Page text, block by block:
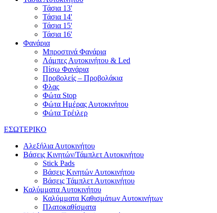
Τάσια 13'
Τάσια 14'
Τάσια 15'
Τάσια 16'
Φανάρια
Μπροστινά Φανάρια
Λάμπες Αυτοκινήτου & Led
Πίσω Φανάρια
Προβολείς – Προβολάκια
Φλας
Φώτα Stop
Φώτα Ημέρας Αυτοκινήτου
Φώτα Τρέιλερ
ΕΣΩΤΕΡΙΚΟ
Αλεξήλια Αυτοκινήτου
Βάσεις Κινητών/Τάμπλετ Αυτοκινήτου
Stick Pads
Βάσεις Κινητών Αυτοκινήτου
Βάσεις Τάμπλετ Αυτοκινήτου
Καλύμματα Αυτοκινήτου
Καλύμματα Καθισμάτων Αυτοκινήτων
Πλατοκαθίσματα